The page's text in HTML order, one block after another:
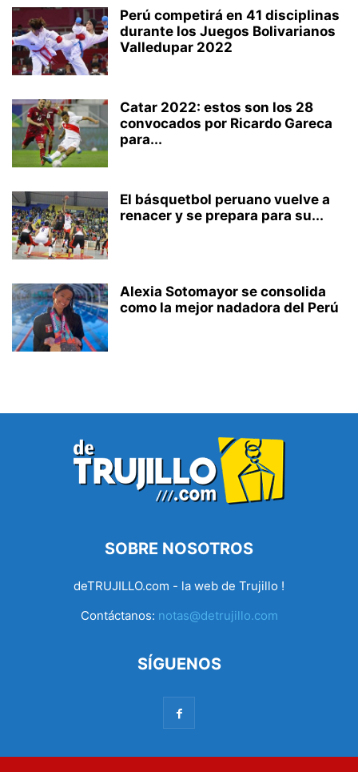
Perú competirá en 41 disciplinas
durante los Juegos Bolivarianos
Valledupar 2022
Catar 2022: estos son los 28
convocados por Ricardo Gareca
para...
El básquetbol peruano vuelve a
renacer y se prepara para su...
Alexia Sotomayor se consolida
como la mejor nadadora del Perú
SOBRE NOSOTROS
deTRUJILLO.com - la web de Trujillo !
Contáctanos: notas@detrujillo.com
SÍGUENOS